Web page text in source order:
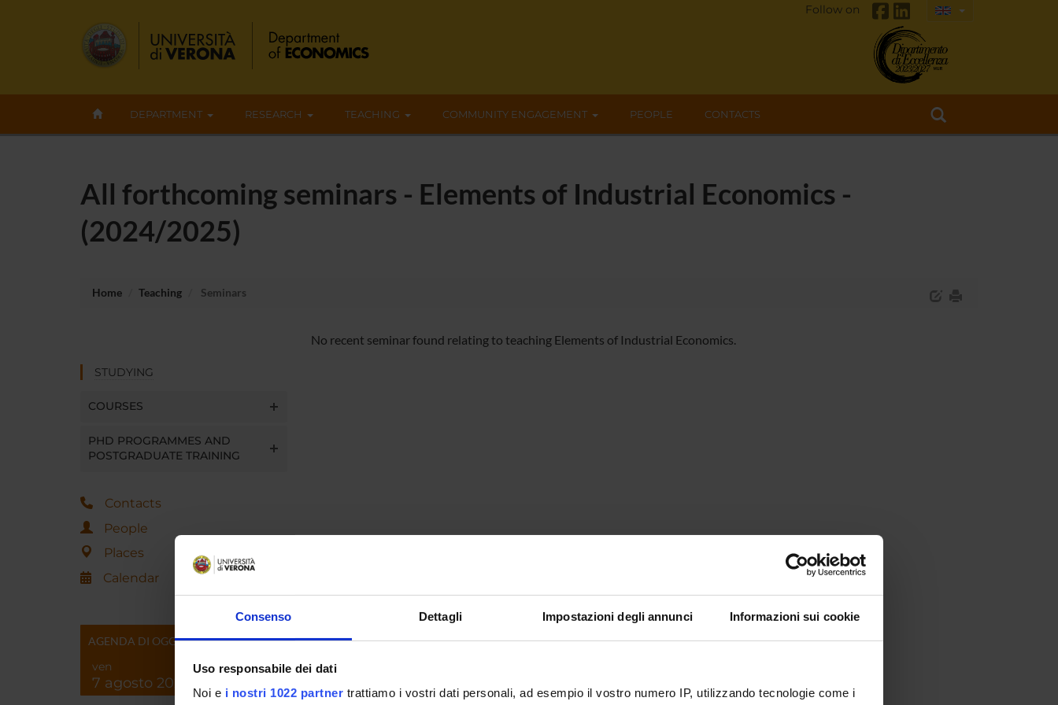
Consenso Dettagli Impostazioni degli annunci Informazioni sui cookie
Uso responsabile dei dati
Noi e i nostri 1022 partner trattiamo i vostri dati personali, ad esempio il vostro numero IP, utilizzando tecnologie come i
Follow on
DEPARTMENT RESEARCH TEACHING COMMUNITY ENGAGEMENT PEOPLE CONTACTS
All forthcoming seminars - Elements of Industrial Economics -
(2024/2025)
Home Teaching Seminars
STUDYING
COURSES
PHD PROGRAMMES AND
POSTGRADUATE TRAINING
Contacts
People
Places
Calendar
AGENDA DI OGGI
ven
7 agosto 2026
No recent seminar found relating to teaching Elements of Industrial Economics.